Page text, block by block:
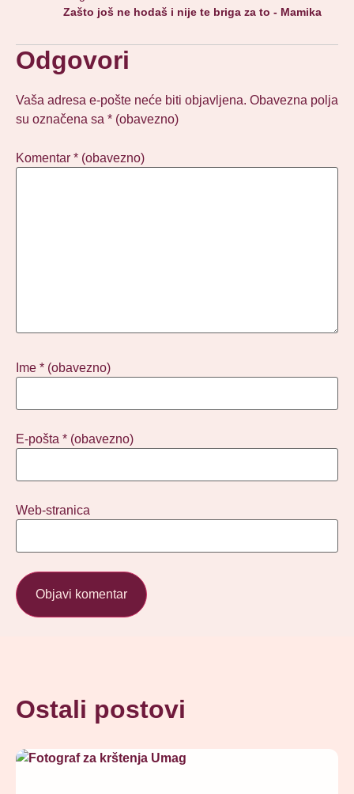
Zašto još ne hodaš i nije te briga za to - Mamika
Odgovori
Vaša adresa e-pošte neće biti objavljena. Obavezna polja
su označena sa * (obavezno)
Komentar * (obavezno)
Ime * (obavezno)
E-pošta * (obavezno)
Web-stranica
Ostali postovi